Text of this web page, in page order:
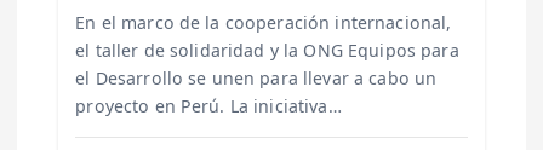
En el marco de la cooperación internacional,
el taller de solidaridad y la ONG Equipos para
el Desarrollo se unen para llevar a cabo un
proyecto en Perú. La iniciativa…